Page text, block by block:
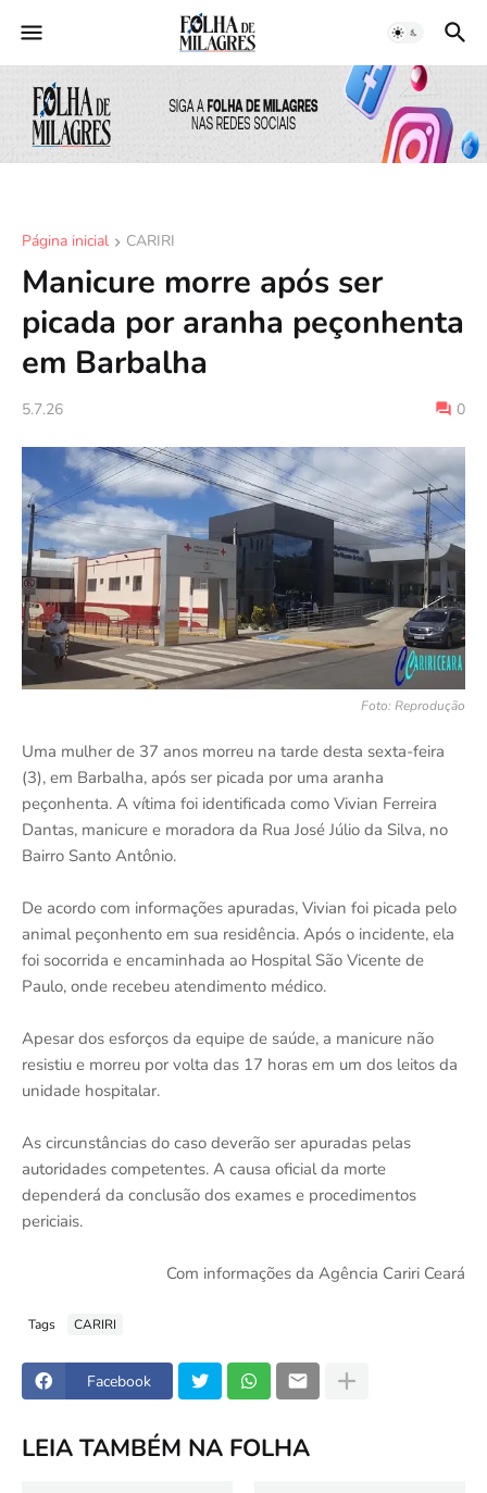
Página inicial CARIRI
Manicure morre após ser
picada por aranha peçonhenta
em Barbalha
5.7.26 0
Foto: Reprodução
Uma mulher de 37 anos morreu na tarde desta sexta-feira
(3), em Barbalha, após ser picada por uma aranha
peçonhenta. A vítima foi identificada como Vivian Ferreira
Dantas, manicure e moradora da Rua José Júlio da Silva, no
Bairro Santo Antônio.
De acordo com informações apuradas, Vivian foi picada pelo
animal peçonhento em sua residência. Após o incidente, ela
foi socorrida e encaminhada ao Hospital São Vicente de
Paulo, onde recebeu atendimento médico.
Apesar dos esforços da equipe de saúde, a manicure não
resistiu e morreu por volta das 17 horas em um dos leitos da
unidade hospitalar.
As circunstâncias do caso deverão ser apuradas pelas
autoridades competentes. A causa oficial da morte
dependerá da conclusão dos exames e procedimentos
periciais.
Com informações da Agência Cariri Ceará
Tags CARIRI
Facebook
LEIA TAMBÉM NA FOLHA